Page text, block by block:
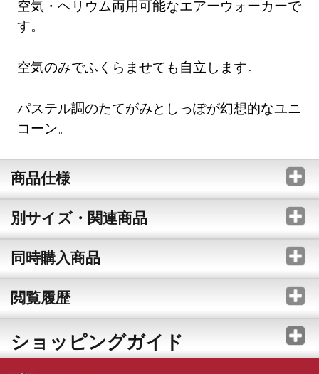
空気・ヘリウム両用可能なエアーウォーカーで
す。
空気のみでふくらませても自立します。
パステル調のたてがみとしっぽが幻想的なユニ
コーン。
商品仕様
別サイズ・関連商品
同時購入商品
閲覧履歴
ショッピングガイド